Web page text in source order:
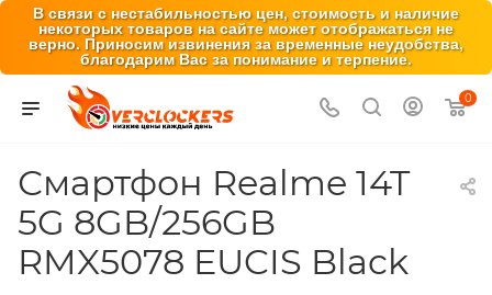
В связи с нестабильностью цен, стоимость и наличие
некоторых товаров на сайте может отображаться не
верно. Приносим извинения за временные неудобства,
благодарим Вас за понимание и терпение.
0
Смартфон Realme 14T
5G 8GB/256GB
RMX5078 EUCIS Black